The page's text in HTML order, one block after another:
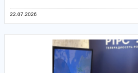
22.07.2026